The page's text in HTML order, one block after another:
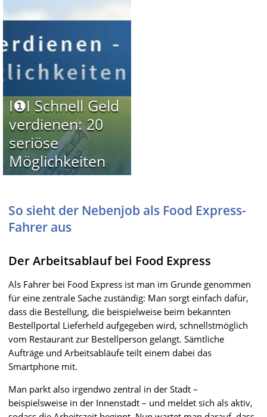
I❶I Schnell Geld
verdienen: 20
seriöse
Möglichkeiten
So sieht der Nebenjob als Food Express-
Fahrer aus
Der Arbeitsablauf bei Food Express
Als Fahrer bei Food Express ist man im Grunde genommen
für eine zentrale Sache zuständig: Man sorgt einfach dafür,
dass die Bestellung, die beispielweise beim bekannten
Bestellportal Lieferheld aufgegeben wird, schnellstmöglich
vom Restaurant zur Bestellperson gelangt. Sämtliche
Aufträge und Arbeitsabläufe teilt einem dabei das
Smartphone mit.
Man parkt also irgendwo zentral in der Stadt –
beispielsweise in der Innenstadt – und meldet sich als aktiv,